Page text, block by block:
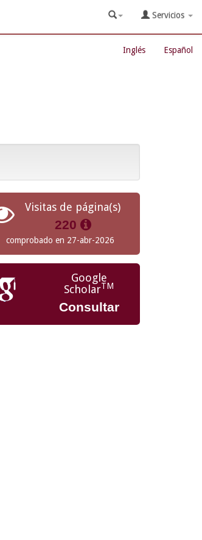
Servicios
Inglés Español
Visitas de página(s)
220
comprobado en 27-abr-2026
Google
ScholarTM
Consultar